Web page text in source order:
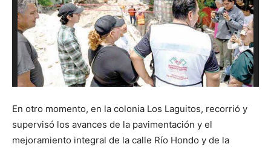
En otro momento, en la colonia Los Laguitos, recorrió y
supervisó los avances de la pavimentación y el
mejoramiento integral de la calle Río Hondo y de la